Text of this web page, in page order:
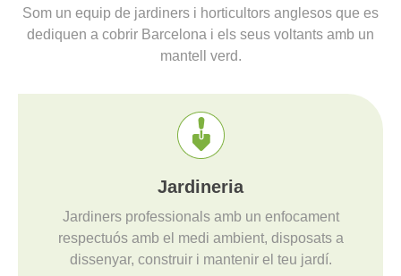
Som un equip de jardiners i horticultors anglesos que es
dediquen a cobrir Barcelona i els seus voltants amb un
mantell verd.
Jardineria
Jardiners professionals amb un enfocament
respectuós amb el medi ambient, disposats a
dissenyar, construir i mantenir el teu jardí.